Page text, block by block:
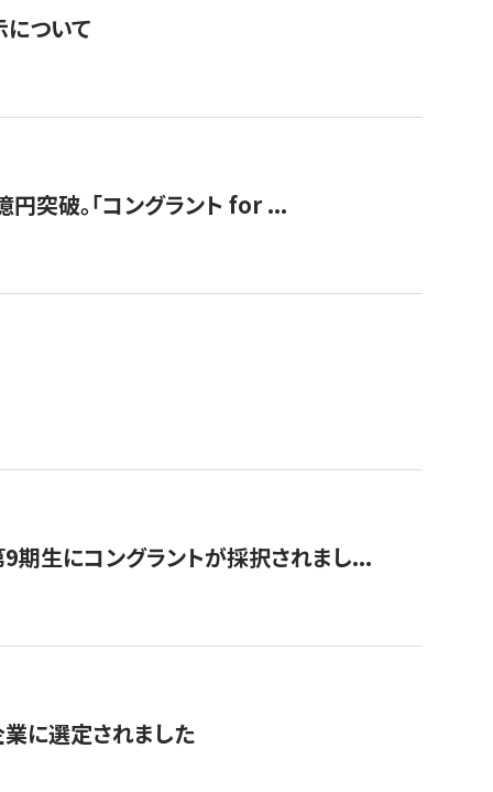
ついて
突破。「コングラント for ...
9期生にコングラントが採択されまし...
に選定されました